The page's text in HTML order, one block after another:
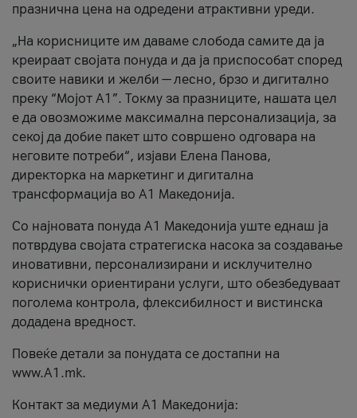
празнична цена на одредени атрактивни уреди.
„На корисниците им даваме слобода самите да ја
креираат својата понуда и да ја приспособат според
своите навики и желби — лесно, брзо и дигитално
преку “Мојот А1”. Токму за празниците, нашата цел
е да овозможиме максимална персонализација, за
секој да добие пакет што совршено одговара на
неговите потреби“, изјави Елена Панова,
директорка на маркетинг и дигитална
трансформација во А1 Македонија.
Со најновата понуда А1 Македонија уште еднаш ја
потврдува својата стратегиска насока за создавање
иновативни, персонализирани и исклучително
кориснички ориентирани услуги, што обезбедуваат
поголема контрола, флексибилност и вистинска
додадена вредност.
Повеќе детали за понудата се достапни на
www.А1.mk.
Контакт за медиуми А1 Македонија: